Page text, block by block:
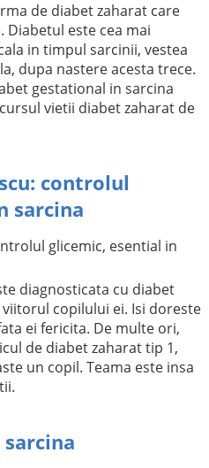
de diabet zaharat care
Diabetul este cea mai
in timpul sarcinii, vestea
dupa nastere acesta trece.
gestational in sarcina
vietii diabet zaharat de
controlul
sarcina
diagnosticata cu diabet
copilului ei. Isi doreste
ei fericita. De multe ori,
de diabet zaharat tip 1,
un copil. Teama este insa